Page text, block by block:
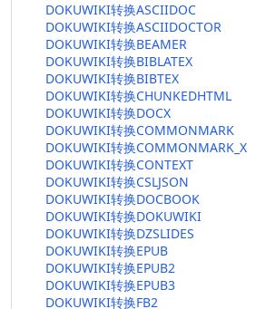
DOKUWIKI转换ASCIIDOC
DOKUWIKI转换ASCIIDOCTOR
DOKUWIKI转换BEAMER
DOKUWIKI转换BIBLATEX
DOKUWIKI转换BIBTEX
DOKUWIKI转换CHUNKEDHTML
DOKUWIKI转换DOCX
DOKUWIKI转换COMMONMARK
DOKUWIKI转换COMMONMARK_X
DOKUWIKI转换CONTEXT
DOKUWIKI转换CSLJSON
DOKUWIKI转换DOCBOOK
DOKUWIKI转换DOKUWIKI
DOKUWIKI转换DZSLIDES
DOKUWIKI转换EPUB
DOKUWIKI转换EPUB2
DOKUWIKI转换EPUB3
DOKUWIKI转换FB2